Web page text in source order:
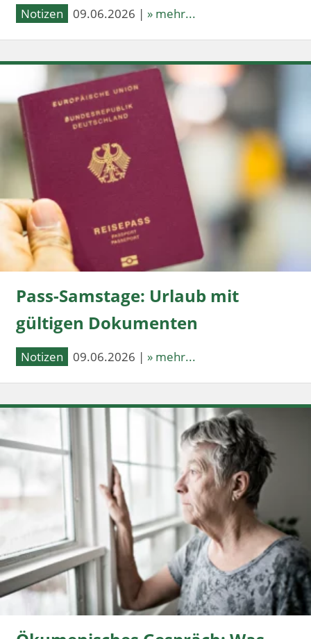
Notizen 09.06.2026 | » mehr...
Pass-Samstage: Urlaub mit
gültigen Dokumenten
Notizen 09.06.2026 | » mehr...